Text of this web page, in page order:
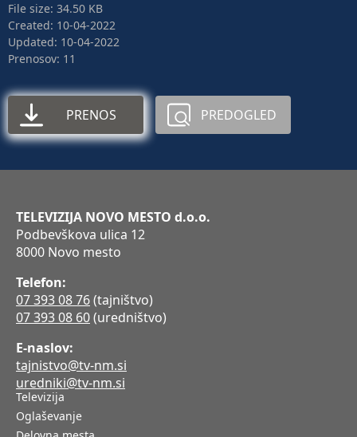
File size: 34.50 KB
Created: 10-04-2022
Updated: 10-04-2022
Prenosov: 11
PRENOS PREDOGLED
TELEVIZIJA NOVO MESTO d.o.o.
Podbevškova ulica 12
8000 Novo mesto
Telefon:
07 393 08 76(tajništvo)
07 393 08 60(uredništvo)
E-naslov:
tajnistvo@tv-nm.si
uredniki@tv-nm.si
Televizija
Oglaševanje